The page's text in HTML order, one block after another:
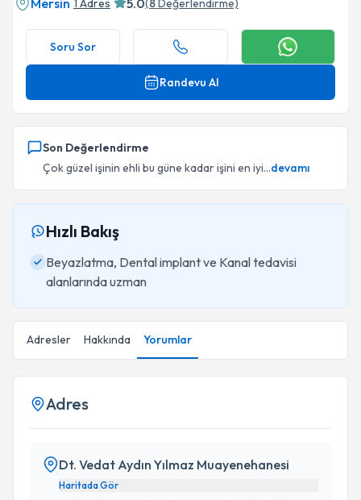
Mersin 5.0
Soru Sor
Randevu Al
Son Değerlendirme
Çok güzel işinin ehli bu güne kadar işini en iyi...devamı
Hızlı Bakış
Beyazlatma, Dental implant ve Kanal tedavisi
alanlarında uzman
Adresler Hakkında Yorumlar
Adres
Dt. Vedat Aydın Yılmaz Muayenehanesi
Haritada Gör